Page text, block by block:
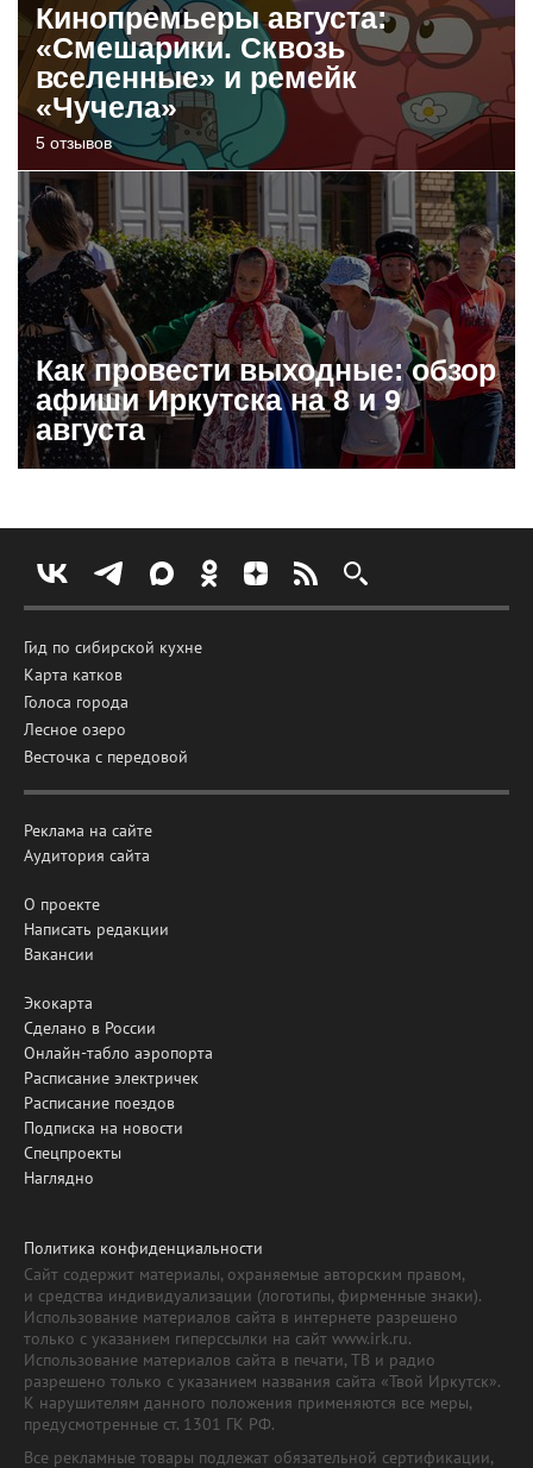
Кинопремьеры августа:
«Смешарики. Сквозь
вселенные» и ремейк
«Чучела»
5 отзывов
Как провести выходные: обзор
афиши Иркутска на 8 и 9
августа
Гид по сибирской кухне
Карта катков
Голоса города
Лесное озеро
Весточка с передовой
Реклама на сайте
Аудитория сайта
О проекте
Написать редакции
Вакансии
Экокарта
Сделано в России
Онлайн-табло аэропорта
Расписание электричек
Расписание поездов
Подписка на новости
Спецпроекты
Наглядно
Политика конфиденциальности
Сайт содержит материалы, охраняемые авторским правом,
и средства индивидуализации (логотипы, фирменные знаки).
Использование материалов сайта в интернете разрешено
только с указанием гиперссылки на сайт www.irk.ru.
Использование материалов сайта в печати, ТВ и радио
разрешено только с указанием названия сайта «Твой Иркутск».
К нарушителям данного положения применяются все меры,
предусмотренные ст. 1301 ГК РФ.
Все рекламные товары подлежат обязательной сертификации,